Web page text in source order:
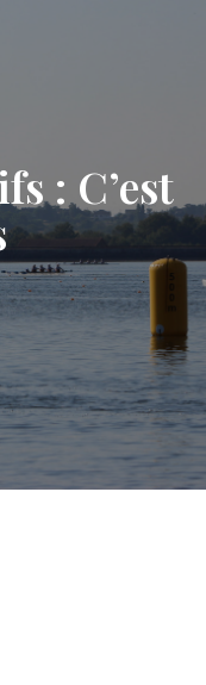
: C’est